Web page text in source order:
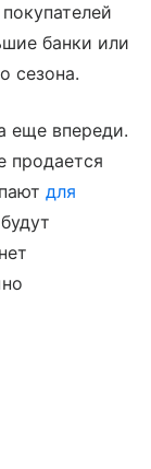
банки или
сезона.
еще впереди.
продается
для